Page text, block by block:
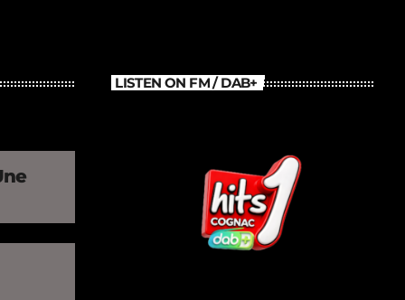
LISTEN ON FM / DAB+